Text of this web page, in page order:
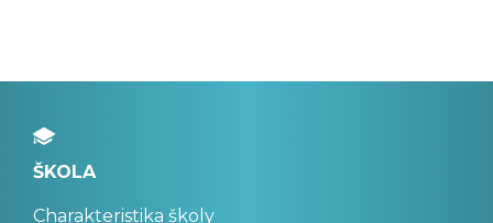
ŠKOLA
Charakteristika školy